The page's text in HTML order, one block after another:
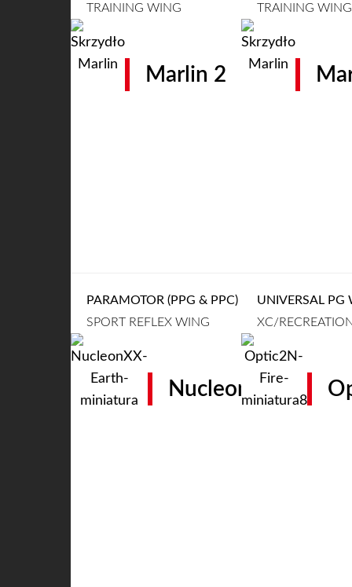
TRAINING WING
Marlin 2
TRAINING WING
PARAMOTOR (PPG & PPC)
SPORT REFLEX WING
Nucleon XX
UNIVERSAL PG
XC/